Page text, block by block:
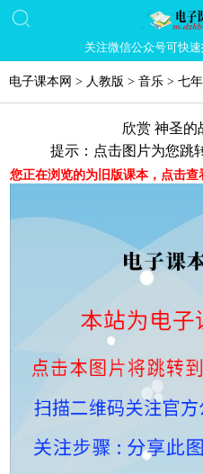
关注微信公众号可快速
电子课本网 > 人教版 > 音乐 > 七
欣赏 神圣的
提示：点击图片为您跳
您正在浏览的为旧版课本，点击